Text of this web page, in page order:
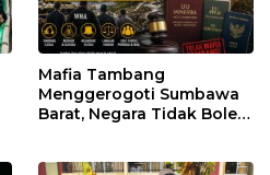
Mafia Tambang
Menggerogoti Sumbawa
Barat, Negara Tidak Boleh